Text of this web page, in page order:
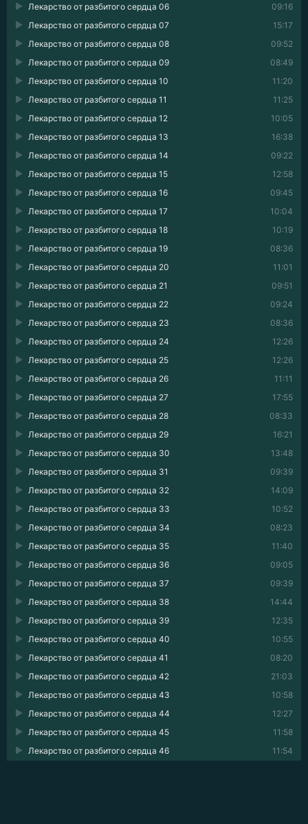
09:16
Лекарство от разбитого сердца 06
15:17
Лекарство от разбитого сердца 07
09:52
Лекарство от разбитого сердца 08
08:49
Лекарство от разбитого сердца 09
11:20
Лекарство от разбитого сердца 10
11:25
Лекарство от разбитого сердца 11
10:05
Лекарство от разбитого сердца 12
16:38
Лекарство от разбитого сердца 13
09:22
Лекарство от разбитого сердца 14
12:58
Лекарство от разбитого сердца 15
09:45
Лекарство от разбитого сердца 16
10:04
Лекарство от разбитого сердца 17
10:19
Лекарство от разбитого сердца 18
08:36
Лекарство от разбитого сердца 19
11:01
Лекарство от разбитого сердца 20
09:51
Лекарство от разбитого сердца 21
09:24
Лекарство от разбитого сердца 22
08:36
Лекарство от разбитого сердца 23
12:26
Лекарство от разбитого сердца 24
12:26
Лекарство от разбитого сердца 25
11:11
Лекарство от разбитого сердца 26
17:55
Лекарство от разбитого сердца 27
08:33
Лекарство от разбитого сердца 28
16:21
Лекарство от разбитого сердца 29
13:48
Лекарство от разбитого сердца 30
09:39
Лекарство от разбитого сердца 31
14:09
Лекарство от разбитого сердца 32
10:52
Лекарство от разбитого сердца 33
08:23
Лекарство от разбитого сердца 34
11:40
Лекарство от разбитого сердца 35
09:05
Лекарство от разбитого сердца 36
09:39
Лекарство от разбитого сердца 37
14:44
Лекарство от разбитого сердца 38
12:35
Лекарство от разбитого сердца 39
10:55
Лекарство от разбитого сердца 40
08:20
Лекарство от разбитого сердца 41
21:03
Лекарство от разбитого сердца 42
10:58
Лекарство от разбитого сердца 43
12:27
Лекарство от разбитого сердца 44
11:58
Лекарство от разбитого сердца 45
11:54
Лекарство от разбитого сердца 46